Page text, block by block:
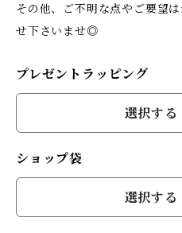
その他、ご不明な点やご要望
せ下さいませ◎
プレゼントラッピング
選択する
ショップ袋
選択する